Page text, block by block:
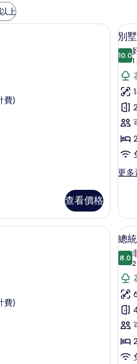
上
費)
查看價格
顯
示
別
墅,
2
間
臥
室
的
所
片
17
別
10.0
(1
更多
更
2
間
臥
的
情
立浴缸和淋浴設備、環保盥洗用品、吹
費)
顯
示
總
統
別
墅,
4
間
臥
總
8.0
8.0